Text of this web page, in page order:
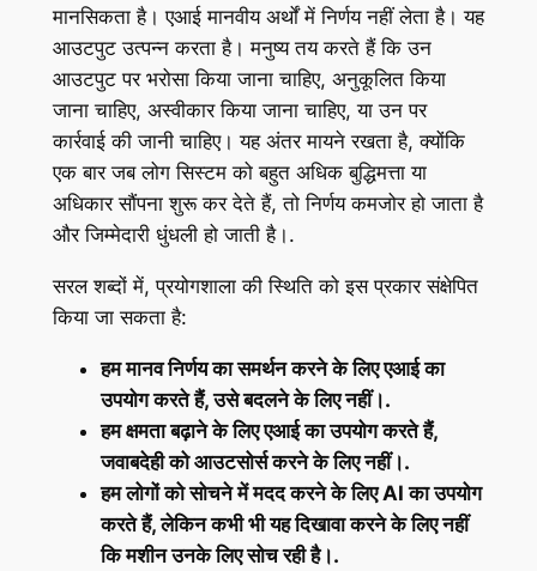
मानसिकता है। एआई मानवीय अर्थों में निर्णय नहीं लेता है। यह
आउटपुट उत्पन्न करता है। मनुष्य तय करते हैं कि उन
आउटपुट पर भरोसा किया जाना चाहिए, अनुकूलित किया
जाना चाहिए, अस्वीकार किया जाना चाहिए, या उन पर
कार्रवाई की जानी चाहिए। यह अंतर मायने रखता है, क्योंकि
एक बार जब लोग सिस्टम को बहुत अधिक बुद्धिमत्ता या
अधिकार सौंपना शुरू कर देते हैं, तो निर्णय कमजोर हो जाता है
और जिम्मेदारी धुंधली हो जाती है।.
सरल शब्दों में, प्रयोगशाला की स्थिति को इस प्रकार संक्षेपित
किया जा सकता है:
हम मानव निर्णय का समर्थन करने के लिए एआई का
उपयोग करते हैं, उसे बदलने के लिए नहीं।.
हम क्षमता बढ़ाने के लिए एआई का उपयोग करते हैं,
जवाबदेही को आउटसोर्स करने के लिए नहीं।.
हम लोगों को सोचने में मदद करने के लिए AI का उपयोग
करते हैं, लेकिन कभी भी यह दिखावा करने के लिए नहीं
कि मशीन उनके लिए सोच रही है।.